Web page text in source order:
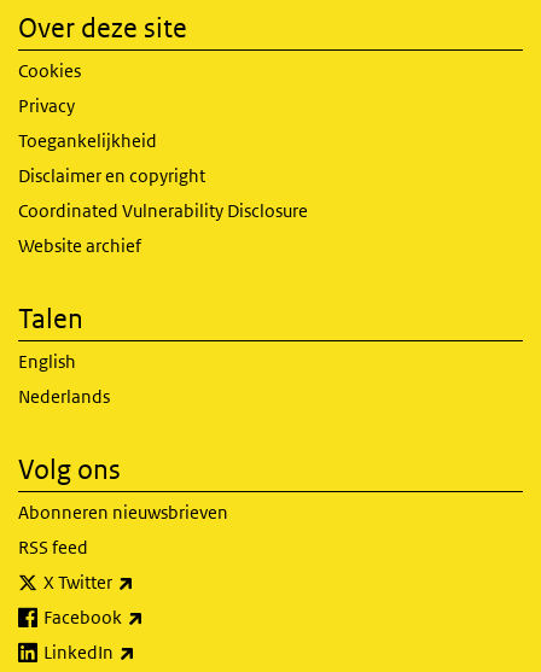
Over deze site
Cookies
Privacy
Toegankelijkheid
Disclaimer en copyright
Coordinated Vulnerability Disclosure
Website archief
Talen
English
Nederlands
Volg ons
Abonneren nieuwsbrieven
RSS feed
X Twitter
Facebook
LinkedIn